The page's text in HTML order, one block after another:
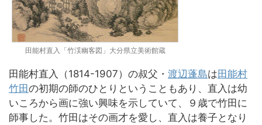
田能村直入「竹渓幽客図」大分県立美術館蔵
田能村直入（1814-1907）の叔父・ 渡辺蓬島は田能村
竹田の初期の師のひとりということもあり、直入は幼
いころから画に強い興味を示していて、９歳で竹田に
師事した。竹田はその画才を愛し、直入は養子となり